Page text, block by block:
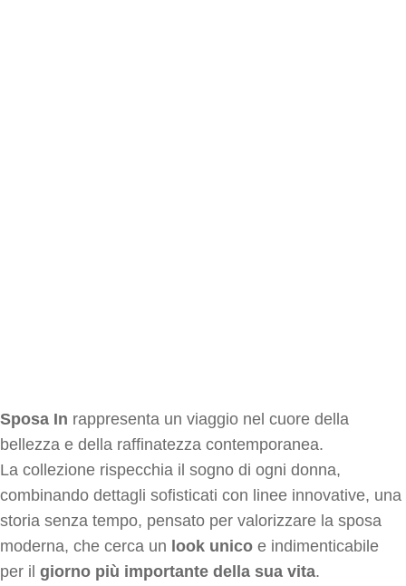
Sposa In rappresenta un viaggio nel cuore della
bellezza e della raffinatezza contemporanea.
La collezione rispecchia il sogno di ogni donna,
combinando dettagli sofisticati con linee innovative, una
storia senza tempo, pensato per valorizzare la sposa
moderna, che cerca un look unico e indimenticabile
per il giorno più importante della sua vita.